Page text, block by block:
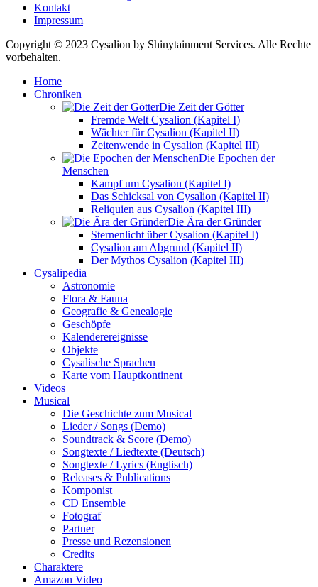
Kontakt
Impressum
Copyright © 2023 Cysalion by Shinytainment Services. Alle Rechte
vorbehalten.
Home
Chroniken
Die Zeit der Götter
Fremde Welt Cysalion (Kapitel I)
Wächter für Cysalion (Kapitel II)
Zeitenwende in Cysalion (Kapitel III)
Die Epochen der
Menschen
Kampf um Cysalion (Kapitel I)
Das Schicksal von Cysalion (Kapitel II)
Reliquien aus Cysalion (Kapitel III)
Die Ära der Gründer
Sternenlicht über Cysalion (Kapitel I)
Cysalion am Abgrund (Kapitel II)
Der Mythos Cysalion (Kapitel III)
Cysalipedia
Astronomie
Flora & Fauna
Geografie & Genealogie
Geschöpfe
Kalenderereignisse
Objekte
Cysalische Sprachen
Karte vom Hauptkontinent
Videos
Musical
Die Geschichte zum Musical
Lieder / Songs (Demo)
Soundtrack & Score (Demo)
Songtexte / Liedtexte (Deutsch)
Songtexte / Lyrics (Englisch)
Releases & Publications
Komponist
CD Ensemble
Fotograf
Partner
Presse und Rezensionen
Credits
Charaktere
Amazon Video